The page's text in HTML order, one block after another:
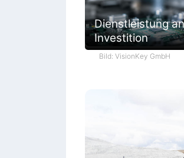
Dienstleistung
Investition
Bild: VisionKey GmbH